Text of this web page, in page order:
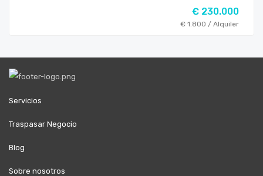
€ 230.000
€ 1.800 / Alquiler
Servicios
Traspasar Negocio
Blog
Sobre nosotros